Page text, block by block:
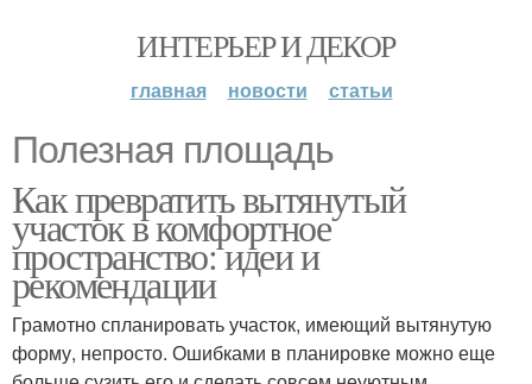
ИНТЕРЬЕР И ДЕКОР
главная новости статьи
Полезная площадь
Как превратить вытянутый
участок в комфортное
пространство: идеи и
рекомендации
Грамотно спланировать участок, имеющий вытянутую
форму, непросто. Ошибками в планировке можно еще